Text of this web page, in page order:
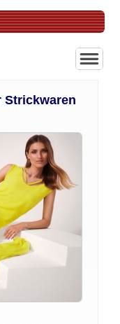
Strickwaren